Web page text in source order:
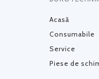
Acasă
Consumabile
Service
Piese de